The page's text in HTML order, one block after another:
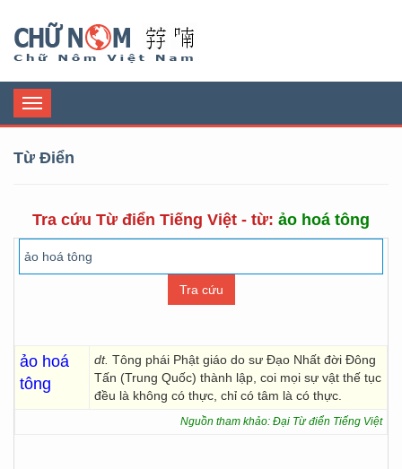
Toggle
navigation
Từ Điển
Tra cứu Từ điển Tiếng Việt - từ: ảo hoá tông
ảo hoá
tông
dt. Tông phái Phật giáo do sư Đạo Nhất đời Đông
Tấn (Trung Quốc) thành lập, coi mọi sự vật thế tục
đều là không có thực, chỉ có tâm là có thực.
Nguồn tham khảo: Đại Từ điển Tiếng Việt